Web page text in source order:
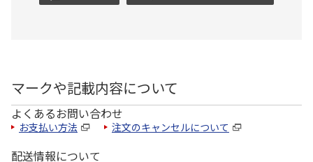
マークや記載内容について
よくあるお問い合わせ
お支払い方法 注文のキャンセルについて
配送情報について